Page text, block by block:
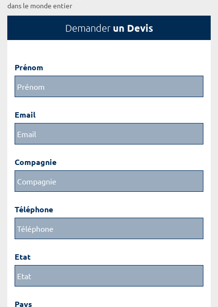
dans le monde entier
Demander un Devis
Prénom
Email
Compagnie
Téléphone
Etat
Pays